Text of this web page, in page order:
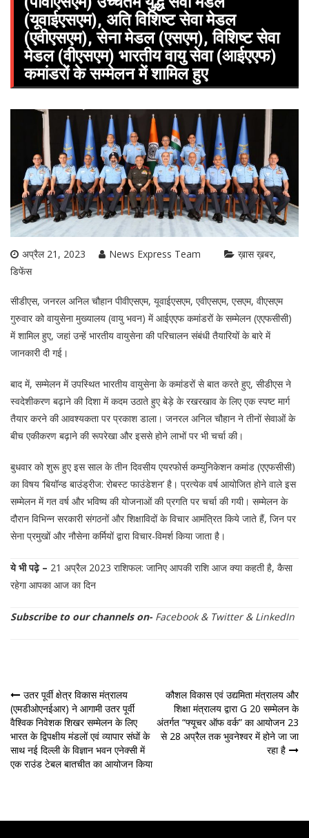
(यूवाईएसएम), अति विशिष्ट सेवा मेडल
(एवीएसएम), सेना मेडल (एसएम), विशिष्ट सेवा
मेडल (वीएसएम) भारतीय वायु सेवा (आईएएफ)
कमांडरों के सम्मेलन में शामिल हुए
अप्रैल 21, 2023 News Express Team
ख़ास ख़बर
डिफेंस
सीडीएस, जनरल अनिल चौहान पीवीएसएम, यूवाईएसएम, एवीएसएम, एसएम, वीएसएम
गुरुवार को वायुसेना मुख्यालय (वायु भवन) में आईएएफ कमांडरों के सम्मेलन (एएफसीसी)
में शामिल हुए, जहां उन्हें भारतीय वायुसेना की परिचालन संबंधी तैयारियों के बारे में
जानकारी दी गई।
बाद में, सम्मेलन में उपस्थित भारतीय वायुसेना के कमांडरों से बात करते हुए, सीडीएस ने
स्वदेशीकरण बढ़ाने की दिशा में कदम उठाते हुए बेड़े के रखरखाव के लिए एक स्पष्ट मार्ग
तैयार करने की आवश्यकता पर प्रकाश डाला। जनरल अनिल चौहान ने तीनों सेवाओं के
बीच एकीकरण बढ़ाने की रूपरेखा और इससे होने लाभों पर भी चर्चा की।
बुधवार को शुरू हुए इस साल के तीन दिवसीय एयरफोर्स कम्युनिकेशन कमांड (एएफसीसी)
का विषय ‘बियॉन्ड बाउंड्रीज: रोबस्ट फाउंडेशन’ है। प्रत्येक वर्ष आयोजित होने वाले इस
सम्मेलन में गत वर्ष और भविष्य की योजनाओं की प्रगति पर चर्चा की गयी। सम्मेलन के
दौरान विभिन्न सरकारी संगठनों और शिक्षाविदों के विचार आमंत्रित किये जाते हैं, जिन पर
सेना प्रमुखों और नौसेना कर्मियों द्वारा विचार-विमर्श किया जाता है।
ये भी पढ़े – 21 अप्रैल 2023 राशिफल: जानिए आपकी राशि आज क्या कहती है, कैसा
रहेगा आपका आज का दिन
Subscribe to our channels on- Facebook& Twitter& LinkedIn
पोस्ट
नेविगेशन
उतर पूर्वी क्षेत्र विकास मंत्रालय
(एमडीओएनईआर) ने आगामी उतर पूर्वी
वैश्विक निवेशक शिखर सम्मेलन के लिए
भारत के द्विपक्षीय मंडलों एवं व्यापार संघों के
साथ नई दिल्‍ली के विज्ञान भवन एनेक्‍सी में
एक राउंड टेबल बातचीत का आयोजन किया
कौशल विकास एवं उद्यमिता मंत्रालय और
शिक्षा मंत्रालय द्वारा G 20 सम्मेलन के
अंतर्गत “फ्यूचर ऑफ वर्क” का आयोजन 23
से 28 अप्रैल तक भुवनेश्वर में होने जा जा
रहा है